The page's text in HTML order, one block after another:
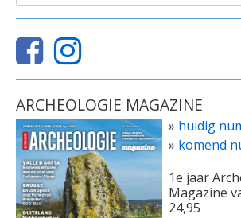
ARCHEOLOGIE MAGAZINE
» huidig
» komend
1e jaar
Magazine
24,95